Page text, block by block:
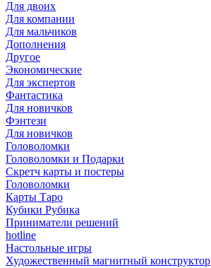
Для двоих
Для компании
Для мальчиков
Дополнения
Другое
Экономические
Для экспертов
Фантастика
Для новичков
Фэнтези
Для новичков
Головоломки
Головоломки и Подарки
Cкретч карты и постеры
Головоломки
Карты Таро
Кубики Рубика
Приниматели решений
hotline
Настольные игры
Художественный магнитный конструктор